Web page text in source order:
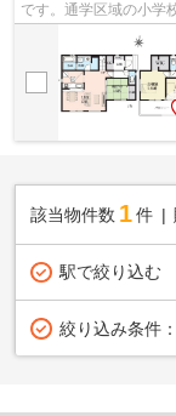
です。通学区域の小学
該当物件数 1件
駅で絞り込む
絞り込み条件：